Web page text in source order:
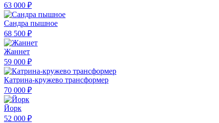
63 000 ₽
Сандра пышное
68 500 ₽
Жаннет
59 000 ₽
Катрина-кружево трансформер
70 000 ₽
Йорк
52 000 ₽